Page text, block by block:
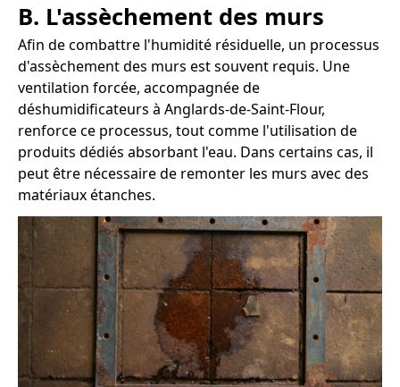
B. L'assèchement des murs
Afin de combattre l'humidité résiduelle, un processus
d'assèchement des murs est souvent requis. Une
ventilation forcée, accompagnée de
déshumidificateurs à Anglards-de-Saint-Flour,
renforce ce processus, tout comme l'utilisation de
produits dédiés absorbant l'eau. Dans certains cas, il
peut être nécessaire de remonter les murs avec des
matériaux étanches.